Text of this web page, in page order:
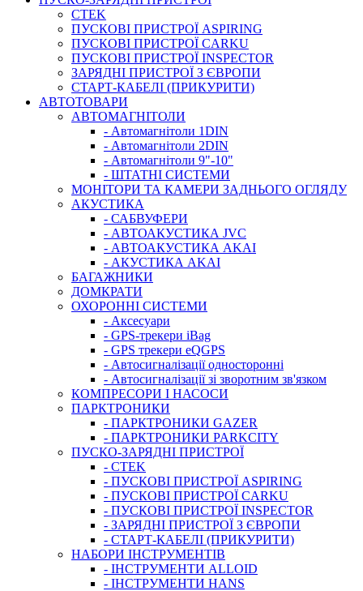
CTEK
ПУСКОВІ ПРИСТРОЇ ASPIRING
ПУСКОВІ ПРИСТРОЇ CARKU
ПУСКОВІ ПРИСТРОЇ INSPECTOR
ЗАРЯДНІ ПРИСТРОЇ З ЄВРОПИ
СТАРТ-КАБЕЛІ (ПРИКУРИТИ)
АВТОТОВАРИ
АВТОМАГНІТОЛИ
- Автомагнітоли 1DIN
- Автомагнітоли 2DIN
- Автомагнітоли 9"-10"
- ШТАТНІ СИСТЕМИ
МОНІТОРИ ТА КАМЕРИ ЗАДНЬОГО ОГЛЯДУ
АКУСТИКА
- САБВУФЕРИ
- АВТОАКУСТИКА JVC
- АВТОАКУСТИКА AKAI
- АКУСТИКА AKAI
БАГАЖНИКИ
ДОМКРАТИ
ОХОРОННІ СИСТЕМИ
- Аксесуари
- GPS-трекери iBag
- GPS трекери eQGPS
- Автосигналізації односторонні
- Автосигналізації зі зворотним зв'язком
КОМПРЕСОРИ І НАСОСИ
ПАРКТРОНИКИ
- ПАРКТРОНИКИ GAZER
- ПАРКТРОНИКИ PARKCITY
ПУСКО-ЗАРЯДНІ ПРИСТРОЇ
- CTEK
- ПУСКОВІ ПРИСТРОЇ ASPIRING
- ПУСКОВІ ПРИСТРОЇ CARKU
- ПУСКОВІ ПРИСТРОЇ INSPECTOR
- ЗАРЯДНІ ПРИСТРОЇ З ЄВРОПИ
- СТАРТ-КАБЕЛІ (ПРИКУРИТИ)
НАБОРИ ІНСТРУМЕНТІВ
- ІНСТРУМЕНТИ ALLOID
- ІНСТРУМЕНТИ HANS